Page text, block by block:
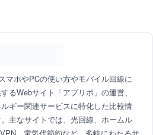
マホやPCの使い方やモバイル回線に
るWebサイト「アプリポ」の運営、
ギー関連サービスに特化した比較情
主なサイトでは、光回線、ホームル